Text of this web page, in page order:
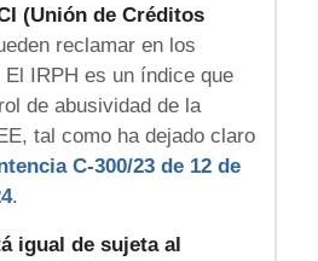
(Unión de Créditos
reclamar en los
IRPH es un índice que
de abusividad de la
tal como ha dejado claro
C-300/23 de 12 de
.
igual de sujeta al